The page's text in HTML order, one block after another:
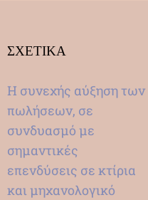
ΣΧΕΤΙΚΑ
Η συνεχής αύξηση των
πωλήσεων, σε
συνδυασμό με
σημαντικές
επενδύσεις σε κτίρια
και μηχανολογικό